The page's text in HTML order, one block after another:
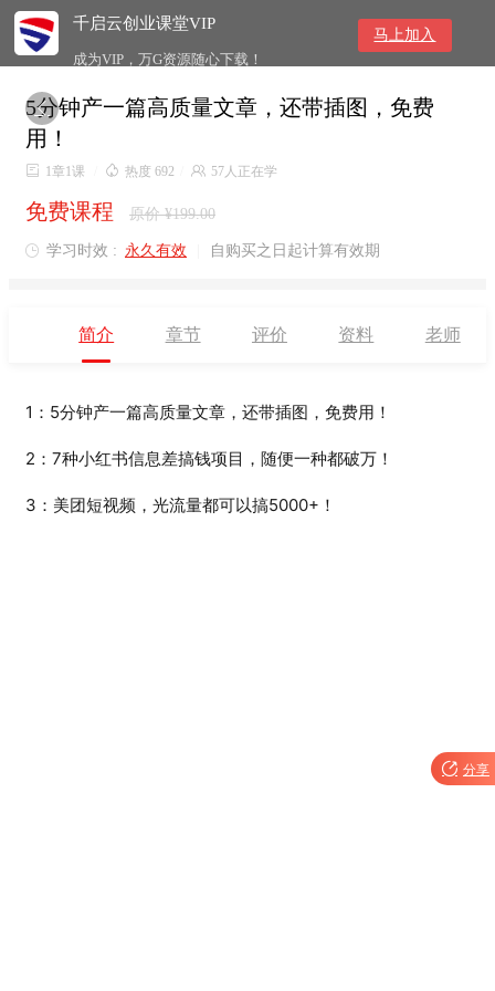
千启云创业课堂VIP
成为VIP，万G资源随心下载！
马上加入

5分钟产一篇高质量文章，还带插图，免费
用！
 1章1课  热度 692  57人正在学
免费课程 原价 ¥199.00
 学习时效 : 永久有效 自购买之日起计算有效期
简介 章节 评价 资料 老师
1： 5分钟产一篇高质量文章，还带插图，免费用！
2：7种小红书信息差搞钱项目，随便一种都破万！
3：美团短视频，光流量都可以搞5000+！
 分享